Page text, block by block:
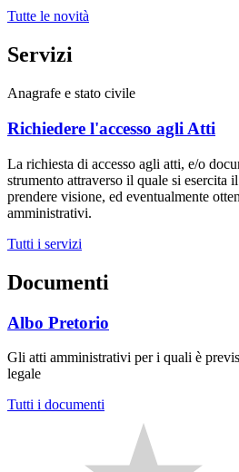
Tutte le novità
Servizi
Anagrafe e stato civile
Richiedere l'accesso agli Atti
La richiesta di accesso agli atti, e/o
strumento attraverso il quale si esercita
prendere visione, ed eventualmente
amministrativi.
Tutti i servizi
Documenti
Albo Pretorio
Gli atti amministrativi per i quali è
legale
Tutti i documenti